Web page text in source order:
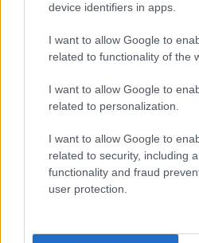
device identifiers in apps.
I want to allow Google to
related to functionality of the
I want to allow Google to
related to personalization.
I want to allow Google to
related to security, including
functionality and fraud
user protection.
„KOVÁCSOK” HARCA